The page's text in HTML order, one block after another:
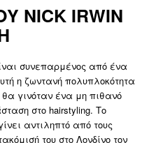
NICK IRWIN
συνεπαρμένος από ένα
η ζωντανή πολυπλοκότητα
θα γινόταν ένα μη πιθανό
στο hairstyling. Το
αντιληπτό από τους
του στο Λονδίνο τον